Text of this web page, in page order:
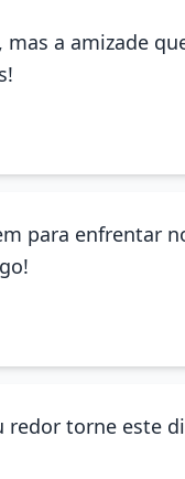
a amizade
para enfrentar
torne este